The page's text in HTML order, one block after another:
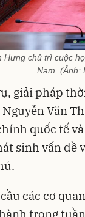
Hưng chủ trì cuộc
Nam. (Ảnh:
giải pháp
Văn
quốc tế
sinh vấn đề
các cơ
trong